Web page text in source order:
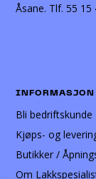
Åsane. Tlf. 55 15
INFORMASJON
Bli bedriftskunde
Kjøps- og
Butikker /
Om